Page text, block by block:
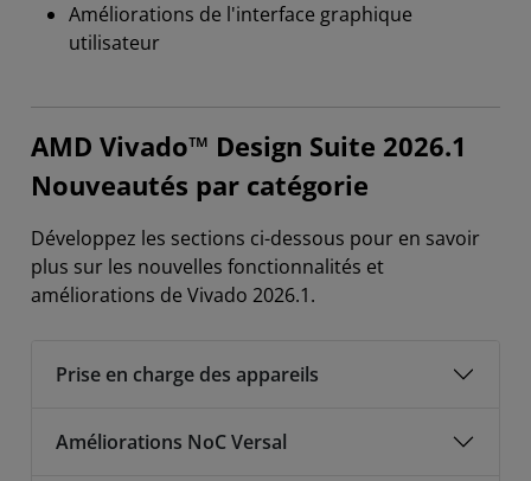
Améliorations de l'interface graphique
utilisateur​
AMD Vivado™ Design Suite 2026.1
Nouveautés par catégorie
Développez les sections ci-dessous pour en savoir
plus sur les nouvelles fonctionnalités et
améliorations de Vivado 2026.1.
Prise en charge des appareils
Améliorations NoC Versal